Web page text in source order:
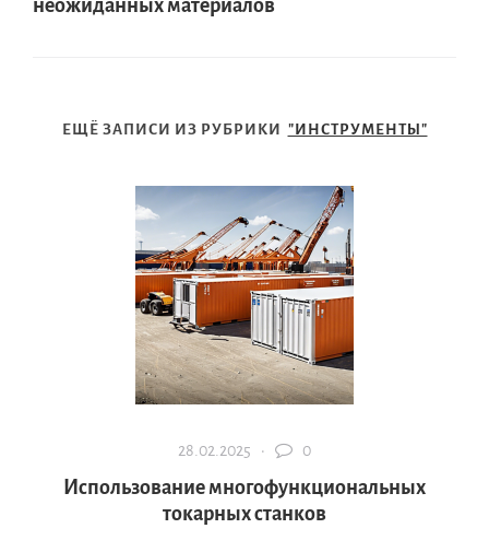
неожиданных материалов
ЕЩЁ ЗАПИСИ ИЗ РУБРИКИ "ИНСТРУМЕНТЫ"
28.02.2025 · 0
Использование многофункциональных
токарных станков